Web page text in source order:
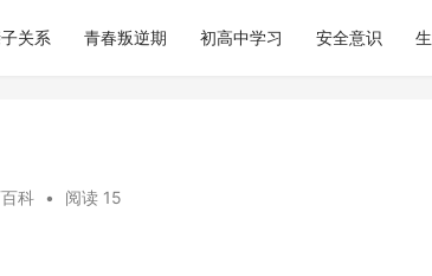
关系 青春叛逆期 初高中学习 安全意识
科 • 阅读 15